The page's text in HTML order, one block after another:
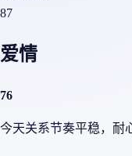
87
爱情
76
今天关系节奏平稳，耐